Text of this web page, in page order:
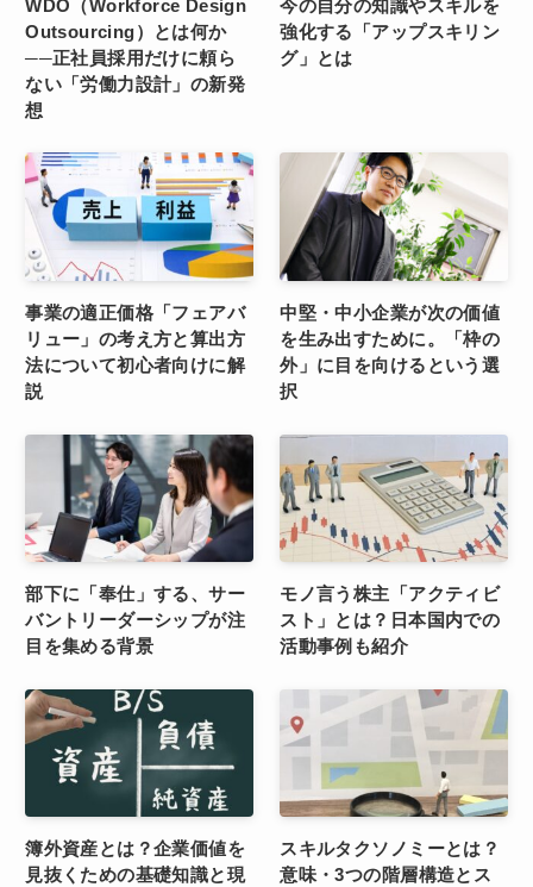
WDO（Workforce Design
Outsourcing）とは何か
──正社員採用だけに頼ら
ない「労働力設計」の新発
想
今の自分の知識やスキルを
強化する「アップスキリン
グ」とは
事業の適正価格「フェアバ
リュー」の考え方と算出方
法について初心者向けに解
説
中堅・中小企業が次の価値
を生み出すために。「枠の
外」に目を向けるという選
択
部下に「奉仕」する、サー
バントリーダーシップが注
目を集める背景
モノ言う株主「アクティビ
スト」とは？日本国内での
活動事例も紹介
簿外資産とは？企業価値を
見抜くための基礎知識と現
スキルタクソノミーとは？
意味・3つの階層構造とス